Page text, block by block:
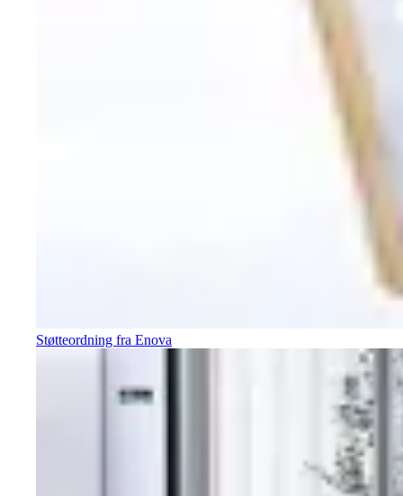
Støtteordning fra Enova